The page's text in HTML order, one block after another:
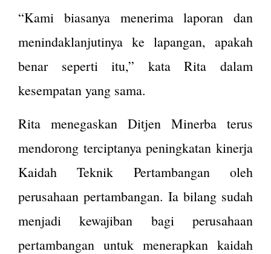
“Kami biasanya menerima laporan dan
menindaklanjutinya ke lapangan, apakah
benar seperti itu,” kata Rita dalam
kesempatan yang sama.
Rita menegaskan Ditjen Minerba terus
mendorong terciptanya peningkatan kinerja
Kaidah Teknik Pertambangan oleh
perusahaan pertambangan. Ia bilang sudah
menjadi kewajiban bagi perusahaan
pertambangan untuk menerapkan kaidah